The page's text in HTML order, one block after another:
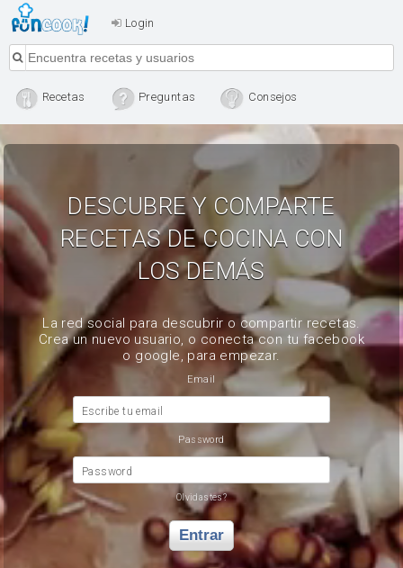
Login
Recetas Preguntas Consejos
DESCUBRE Y COMPARTE
RECETAS DE COCINA CON
LOS DEMÁS
La red social para descubrir o compartir recetas.
Crea un nuevo usuario, o conecta con tu facebook
o google, para empezar.
Email
Escribe tu email
Password
Password
Olvidastes?
Entrar